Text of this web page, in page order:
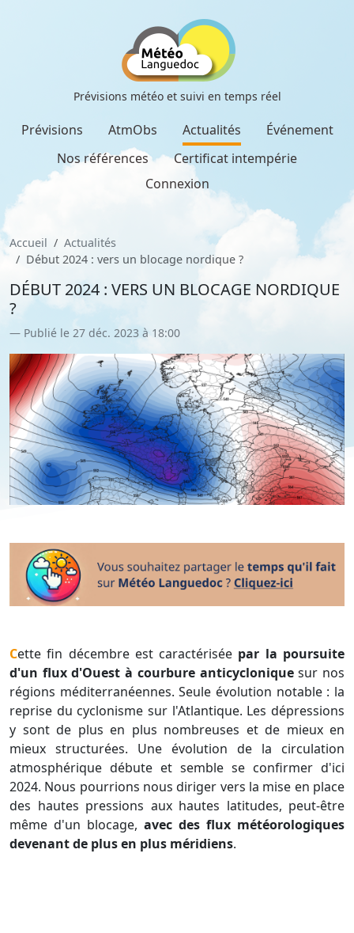
Prévisions météo et suivi en temps réel
Prévisions AtmObs Actualités
Événement
Nos références
Certificat intempérie
Connexion
Accueil
Actualités
Début 2024 : vers un blocage nordique ?
DÉBUT 2024 : VERS UN BLOCAGE NORDIQUE
?
Publié le 27 déc. 2023 à 18:00
Cette fin décembre est caractérisée par la poursuite
d'un flux d'Ouest à courbure anticycloniquesur nos
régions méditerranéennes. Seule évolution notable : la
reprise du cyclonisme sur l'Atlantique. Les dépressions
y sont de plus en plus nombreuses et de mieux en
mieux structurées. Une évolution de la circulation
atmosphérique débute et semble se confirmer d'ici
2024. Nous pourrions nous diriger vers la mise en place
des hautes pressions aux hautes latitudes, peut-être
même d'un blocage, avec des flux météorologiques
devenant de plus en plus méridiens.